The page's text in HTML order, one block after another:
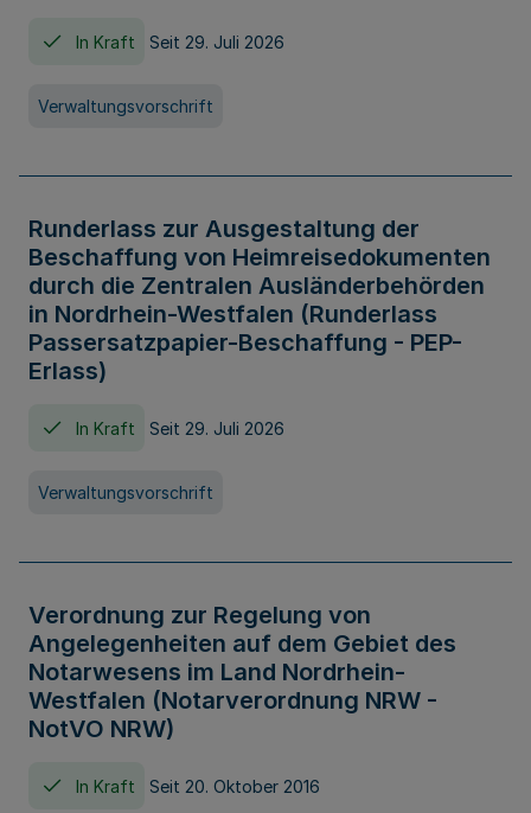
In Kraft Seit 29. Juli 2026
Verwaltungsvorschrift
Runderlass zur Ausgestaltung der
Beschaffung von Heimreisedokumenten
durch die Zentralen Ausländerbehörden
in Nordrhein-Westfalen (Runderlass
Passersatzpapier-Beschaffung - PEP-
Erlass)
In Kraft Seit 29. Juli 2026
Verwaltungsvorschrift
Verordnung zur Regelung von
Angelegenheiten auf dem Gebiet des
Notarwesens im Land Nordrhein-
Westfalen (Notarverordnung NRW -
NotVO NRW)
In Kraft Seit 20. Oktober 2016